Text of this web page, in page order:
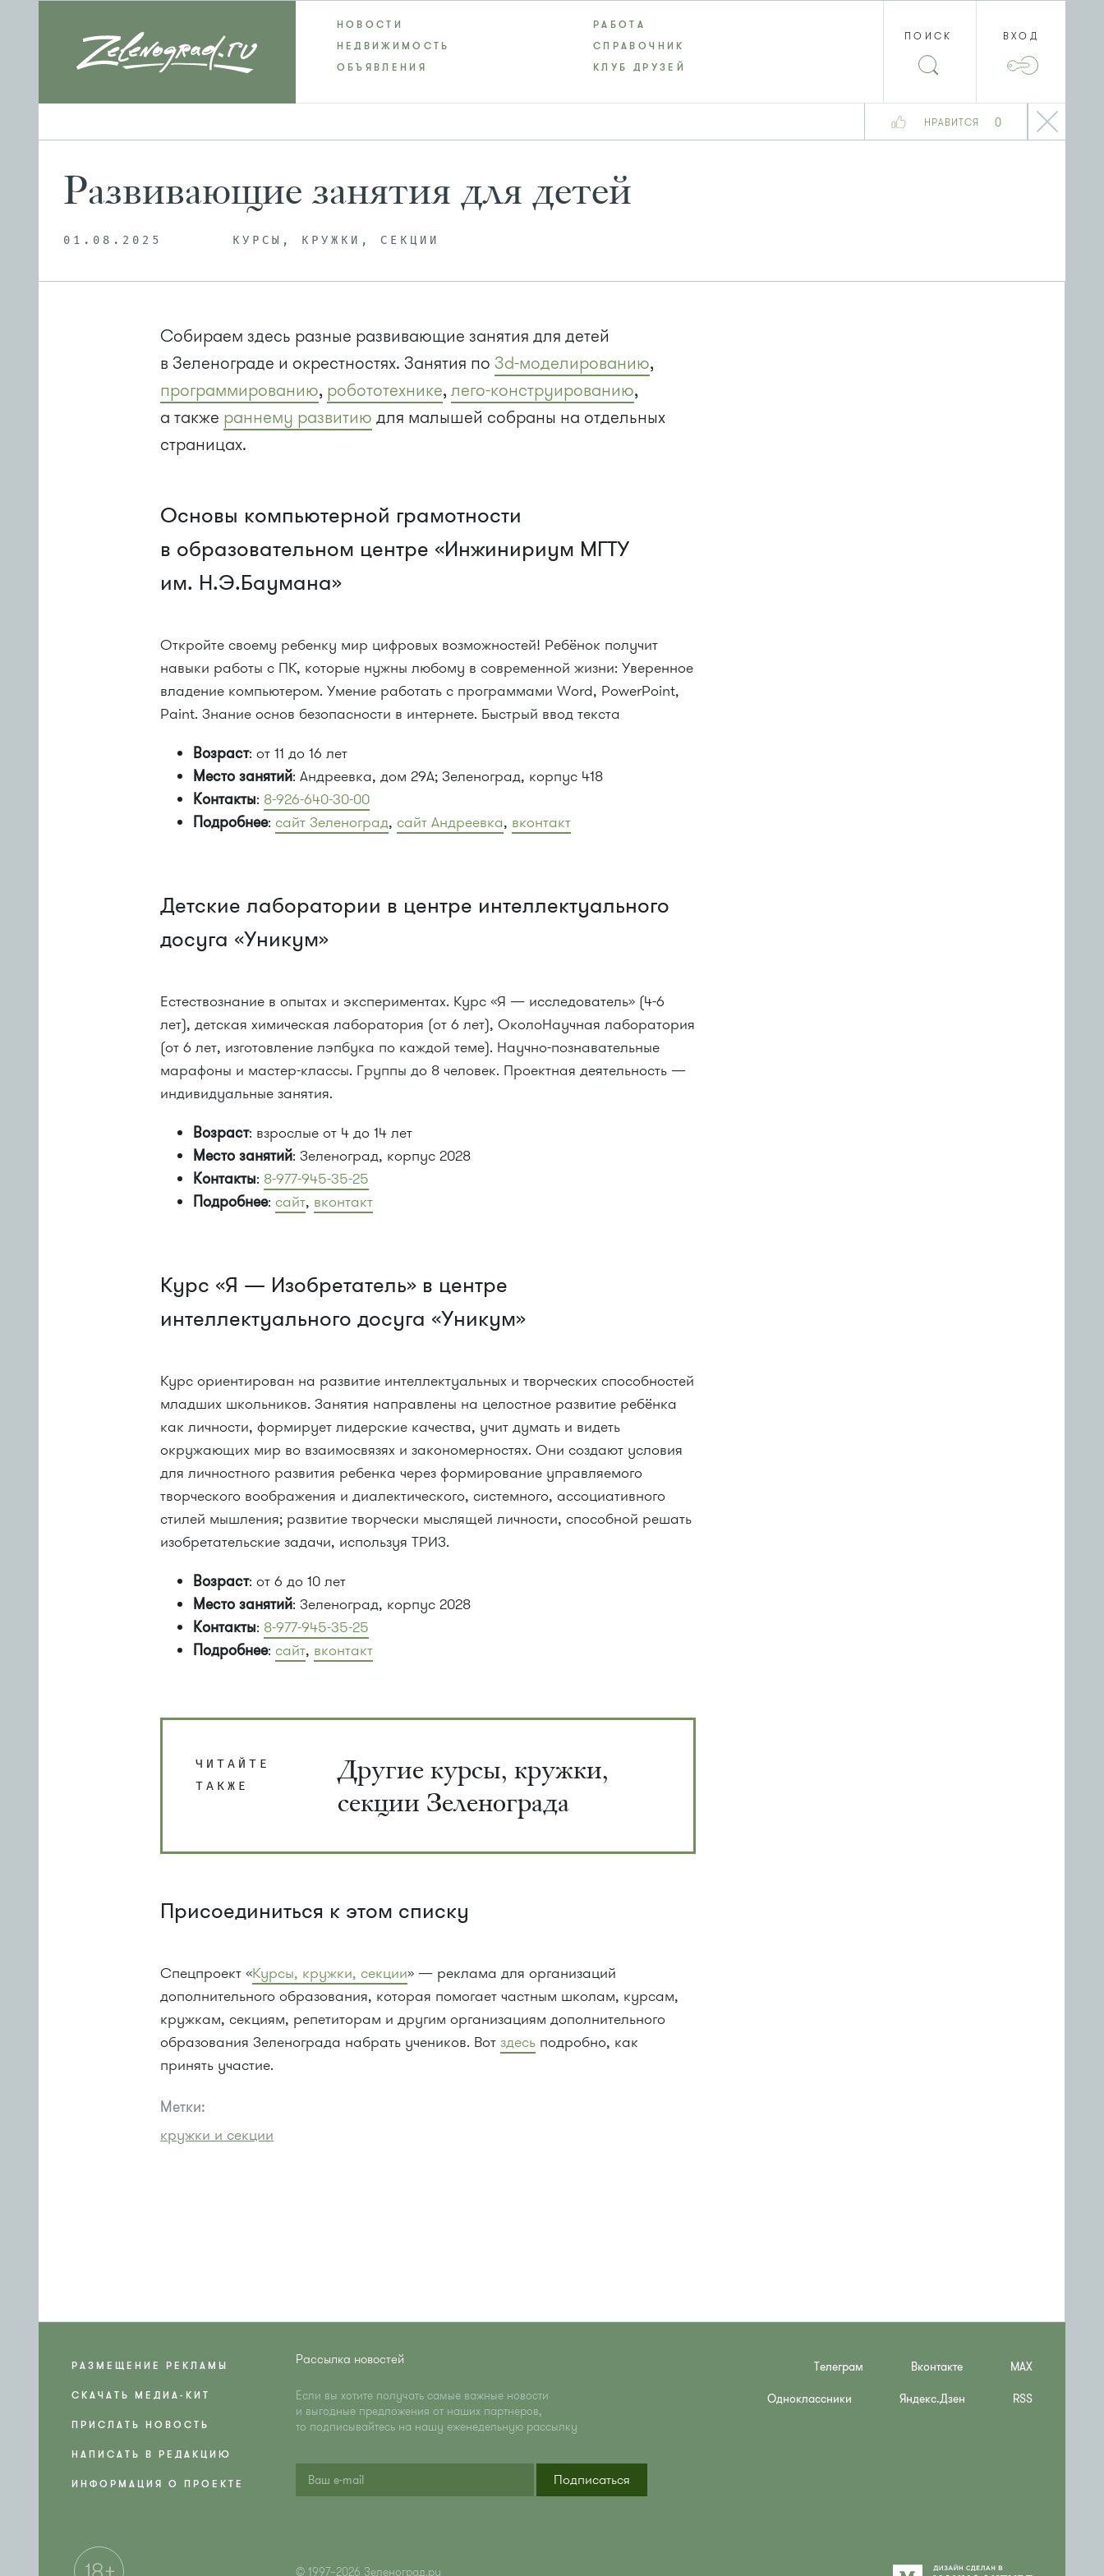
НРАВИТСЯ 0
НОВОСТИ
РАБОТА
НЕДВИЖИМОСТЬ
СПРАВОЧНИК
ОБЪЯВЛЕНИЯ
КЛУБ ДРУЗЕЙ
ПОИСК ВХОД
Развивающие занятия для детей
01.08.2025 КУРСЫ, КРУЖКИ, СЕКЦИИ
Собираем здесь разные развивающие занятия для детей
в Зеленограде и окрестностях. Занятия по3d-моделированию,
программированию, робототехнике,лего-конструированию,
а также раннему развитию для малышей собраны на отдельных
страницах.
Основы компьютерной грамотности
в образовательном центре «Инжинириум МГТУ
им. Н.Э.Баумана»
Откройте своему ребенку мир цифровых возможностей! Ребёнок получит
навыки работы с ПК, которые нужны любому в современной жизни: Уверенное
владение компьютером. Умение работать с программами Word, PowerPoint,
Paint. Знание основ безопасности в интернете. Быстрый ввод текста
Возраст: от 11 до 16 лет
Место занятий: Андреевка, дом 29А; Зеленоград, корпус 418
Контакты: 8-926-640-30-00
Подробнее: сайт Зеленоград, сайт Андреевка, вконтакт
Детские лаборатории в центре интеллектуального
досуга «Уникум»
Естествознание в опытах и экспериментах. Курс «Я — исследователь» (4-6
лет), детская химическая лаборатория (от 6 лет), ОколоНаучная лаборатория
(от 6 лет, изготовление лэпбука по каждой теме). Научно-познавательные
марафоны и мастер-классы. Группы до 8 человек. Проектная деятельность —
индивидуальные занятия.
Возраст: взрослые от 4 до 14 лет
Место занятий: Зеленоград, корпус 2028
Контакты: 8-977-945-35-25
Подробнее: сайт, вконтакт
Курс «Я — Изобретатель» в центре
интеллектуального досуга «Уникум»
Курс ориентирован на развитие интеллектуальных и творческих способностей
младших школьников. Занятия направлены на целостное развитие ребёнка
как личности, формирует лидерские качества, учит думать и видеть
окружающих мир во взаимосвязях и закономерностях. Они создают условия
для личностного развития ребенка через формирование управляемого
творческого воображения и диалектического, системного, ассоциативного
стилей мышления; развитие творчески мыслящей личности, способной решать
изобретательские задачи, используя ТРИЗ.
Возраст: от 6 до 10 лет
Место занятий: Зеленоград, корпус 2028
Контакты: 8-977-945-35-25
Подробнее: сайт, вконтакт
ЧИТАЙТЕ
ТАКЖЕ
Другие курсы, кружки,
секции Зеленограда
Присоединиться к этом списку
Спецпроект «Курсы, кружки, секции» — реклама для организаций
дополнительного образования, которая помогает частным школам, курсам,
кружкам, секциям, репетиторам и другим организациям дополнительного
образования Зеленограда набрать учеников. Вотздесь подробно, как
принять участие.
Метки:
кружки и секции
РАЗМЕЩЕНИЕ РЕКЛАМЫ
СКАЧАТЬ МЕДИА-КИТ
ПРИСЛАТЬ НОВОСТЬ
НАПИСАТЬ В РЕДАКЦИЮ
ИНФОРМАЦИЯ О ПРОЕКТЕ
Рассылка новостей
Если вы хотите получать самые важные новости
и выгодные предложения от наших партнеров,
то подписывайтесь на нашу еженедельную рассылку
Подписаться
Телеграм Вконтакте MAX
Одноклассники Яндекс.Дзен RSS
© 1997–2026 Зеленоград.ру